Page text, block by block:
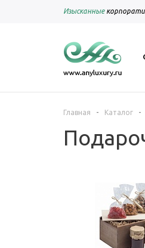
Изысканные
Главная - Каталог -